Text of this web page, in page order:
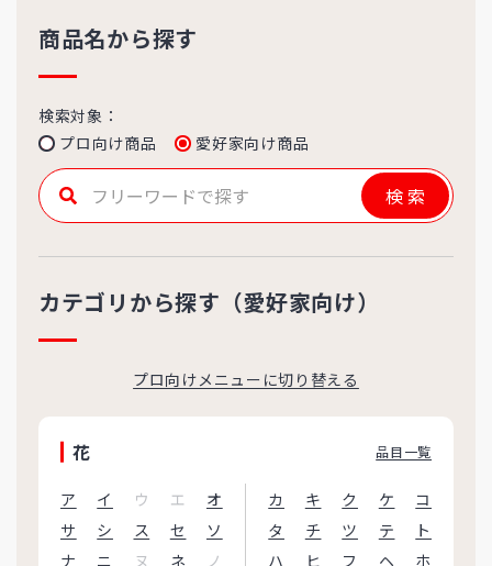
商品名から探す
検索対象：
プロ向け商品
愛好家向け商品
検索
カテゴリから探す（愛好家向け）
プロ向けメニューに切り替える
花 品目一覧
ア イ ウ エ オ カ キ ク ケ
コ
サ
シ ス セ ソ タ チ ツ テ
ト
ナ
ニ ヌ ネ ノ ハ ヒ フ ヘ
ホ